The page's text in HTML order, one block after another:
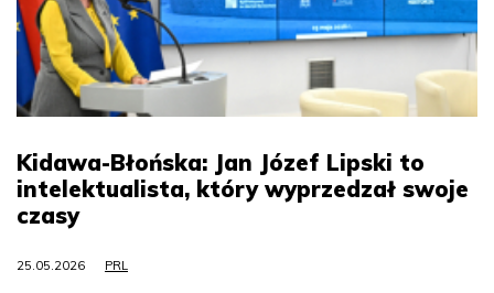
Kidawa-Błońska: Jan Józef Lipski to
intelektualista, który wyprzedzał swoje
czasy
25.05.2026 PRL